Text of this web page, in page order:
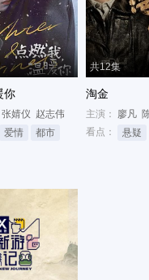
你
张婧仪 赵志伟
爱情 都市
共12集
淘金
主演： 廖凡
看点：
悬疑